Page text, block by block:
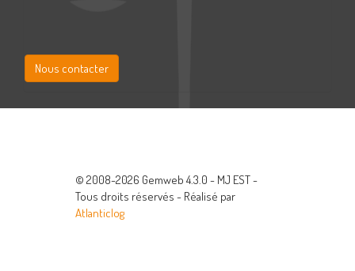
Nous contacter
© 2008-2026 Gemweb 4.3.0 - MJ EST -
Tous droits réservés - Réalisé par
Atlanticlog